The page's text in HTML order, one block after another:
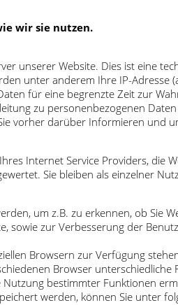
wir sie nutzen.
unserer Website. Dies ist eine
unter anderem Ihre IP-Adresse
für eine begrenzte Zeit zur
zu personenbezogenen
vorher darüber Informieren und
Internet Service Providers, die
Sie bleiben als einzelner
um z.B. zu erkennen, ob Sie
sowie zur Verbesserung der
Browsern zur Verfügung
Browser
bestimmter Funktionen
werden, können Sie unter